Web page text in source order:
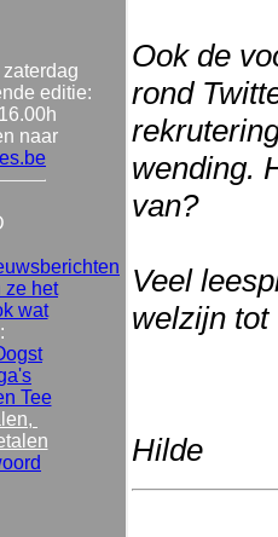
editie:
naar
ze het
wat
Tee
Ook de
rond
wending.
van?
Veel
welzijn tot
Hilde